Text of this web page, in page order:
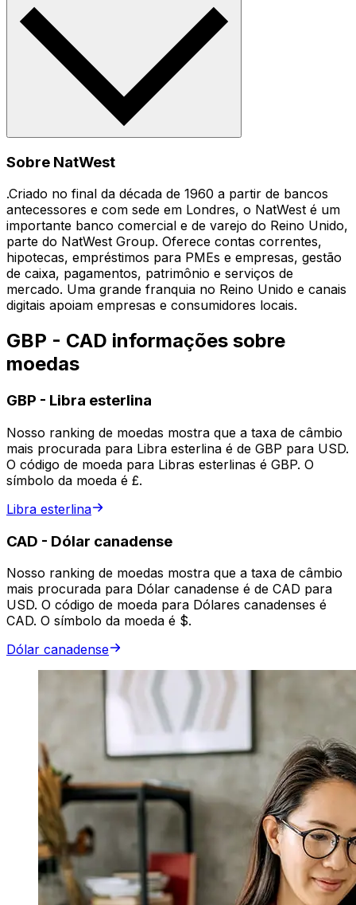
Sobre NatWest
.Criado no final da década de 1960 a partir de bancos
antecessores e com sede em Londres, o NatWest é um
importante banco comercial e de varejo do Reino Unido,
parte do NatWest Group. Oferece contas correntes,
hipotecas, empréstimos para PMEs e empresas, gestão
de caixa, pagamentos, patrimônio e serviços de
mercado. Uma grande franquia no Reino Unido e canais
digitais apoiam empresas e consumidores locais.
GBP - CAD informações sobre
moedas
GBP - Libra esterlina
Nosso ranking de moedas mostra que a taxa de câmbio
mais procurada para Libra esterlina é de GBP para USD.
O código de moeda para Libras esterlinas é GBP. O
símbolo da moeda é £.
Libra esterlina
CAD - Dólar canadense
Nosso ranking de moedas mostra que a taxa de câmbio
mais procurada para Dólar canadense é de CAD para
USD. O código de moeda para Dólares canadenses é
CAD. O símbolo da moeda é $.
Dólar canadense